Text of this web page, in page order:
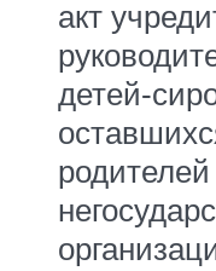
акт